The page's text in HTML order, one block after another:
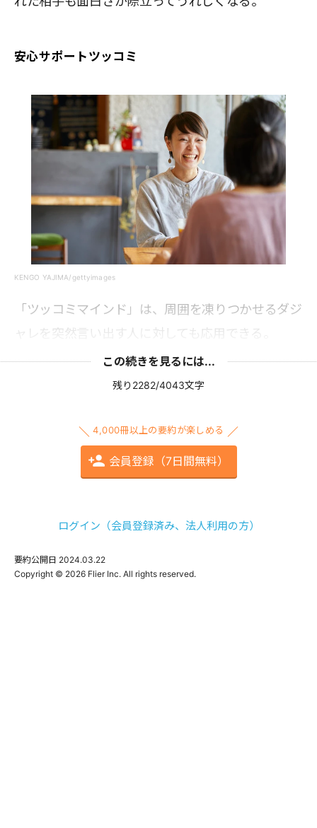
安心サポートツッコミ
KENGO YAJIMA/gettyimages
「ツッコミマインド」は、周囲を凍りつかせるダジ
ャレを突然言い出す人に対しても応用できる。
この続きを見るには...
残り2282/4043文字
4,000冊以上の要約が楽しめる
会員登録（7日間無料）
ログイン（会員登録済み、法人利用の方）
要約公開日 2024.03.22